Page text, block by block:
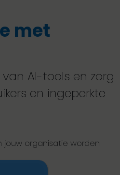
met
AI-tools en zorg
en ingeperkte
jouw organisatie worden